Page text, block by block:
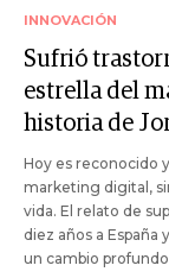
INNOVACIÓN
Sufrió
estrella del
historia de
Hoy es reconocido
marketing digital,
vida. El relato de
diez años a
un cambio